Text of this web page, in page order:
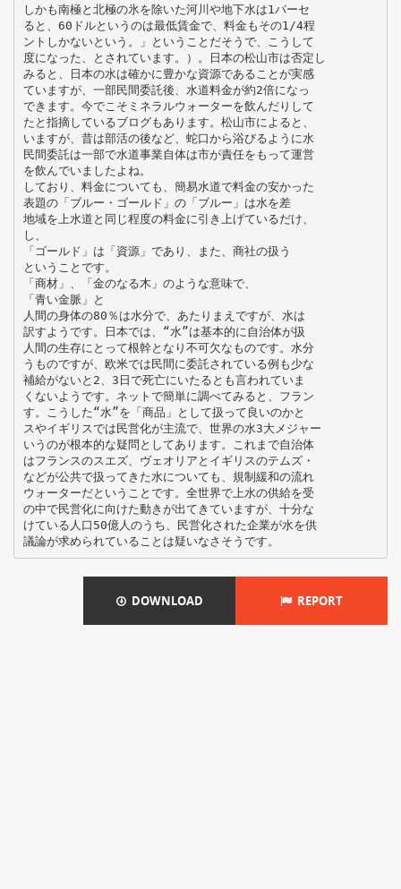
しかも南極と北極の氷を除いた河川や地下水は1パーセ
ると、60ドルというのは最低賃金で、料金もその1/4程
ントしかないという。」ということだそうで、こうして
度になった、とされています。）。日本の松山市は否定し
みると、日本の水は確かに豊かな資源であることが実感
ていますが、一部民間委託後、水道料金が約2倍になっ
できます。今でこそミネラルウォーターを飲んだりして
たと指摘しているブログもあります。松山市によると、
いますが、昔は部活の後など、蛇口から浴びるように水
民間委託は一部で水道事業自体は市が責任をもって運営
を飲んでいましたよね。
しており、料金についても、簡易水道で料金の安かった
表題の「ブルー・ゴールド」の「ブルー」は水を差
地域を上水道と同じ程度の料金に引き上げているだけ、
し、
「ゴールド」は「資源」であり、また、商社の扱う
ということです。
「商材」、「金のなる木」のような意味で、
「青い金脈」と
人間の身体の80％は水分で、あたりまえですが、水は
訳すようです。日本では、“水”は基本的に自治体が扱
人間の生存にとって根幹となり不可欠なものです。水分
うものですが、欧米では民間に委託されている例も少な
補給がないと2、3日で死亡にいたるとも言われていま
くないようです。ネットで簡単に調べてみると、フラン
す。こうした“水”を「商品」として扱って良いのかと
スやイギリスでは民営化が主流で、世界の水3大メジャー
いうのが根本的な疑問としてあります。これまで自治体
はフランスのスエズ、ヴェオリアとイギリスのテムズ・
などが公共で扱ってきた水についても、規制緩和の流れ
ウォーターだということです。全世界で上水の供給を受
の中で民営化に向けた動きが出てきていますが、十分な
けている人口50億人のうち、民営化された企業が水を供
DOWNLOAD REPORT